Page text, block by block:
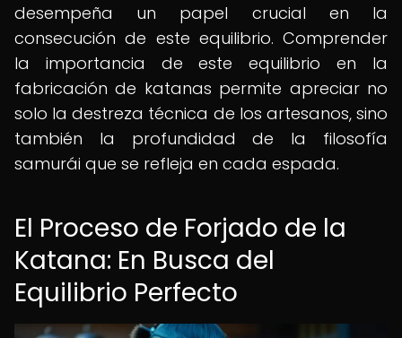
desempeña un papel crucial en la
consecución de este equilibrio. Comprender
la importancia de este equilibrio en la
fabricación de katanas permite apreciar no
solo la destreza técnica de los artesanos, sino
también la profundidad de la filosofía
samurái que se refleja en cada espada.
El Proceso de Forjado de la
Katana: En Busca del
Equilibrio Perfecto